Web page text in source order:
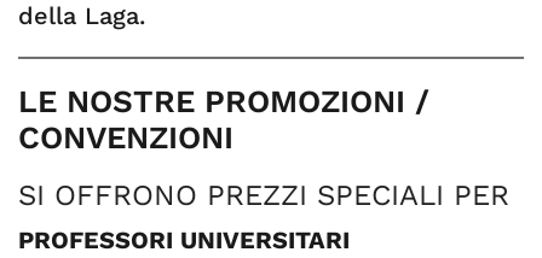
della Laga.
LE NOSTRE PROMOZIONI /
CONVENZIONI
SI OFFRONO PREZZI SPECIALI PER
PROFESSORI UNIVERSITARI